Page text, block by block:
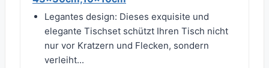
Legantes design: Dieses exquisite und
elegante Tischset schützt Ihren Tisch nicht
nur vor Kratzern und Flecken, sondern
verleiht...